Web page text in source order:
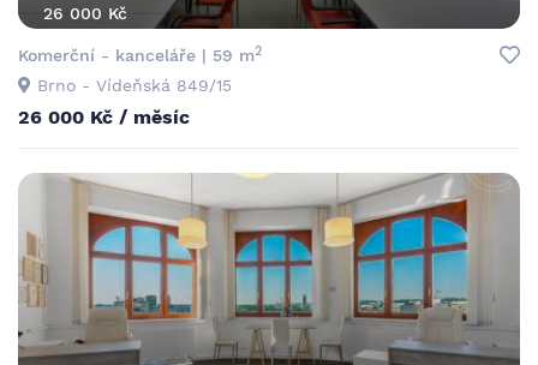
26 000 Kč
Komerční - kanceláře | 59 m2
Brno - Vídeňská 849/15
26 000 Kč / měsíc